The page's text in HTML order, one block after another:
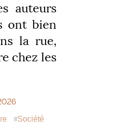
auteurs
ont bien
la rue,
chez les
Société